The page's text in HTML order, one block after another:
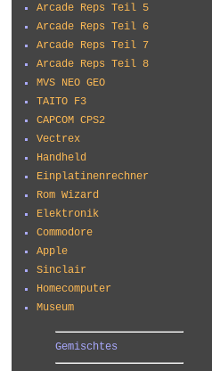
Arcade Reps Teil 5
Arcade Reps Teil 6
Arcade Reps Teil 7
Arcade Reps Teil 8
MVS NEO GEO
TAITO F3
CAPCOM CPS2
Vectrex
Handheld
Einplatinenrechner
Rom Wizard
Elektronik
Commodore
Apple
Sinclair
Homecomputer
Museum
Gemischtes